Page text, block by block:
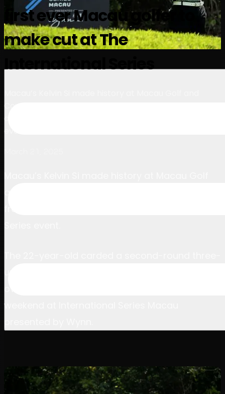
นักกอล์ฟ อันดับข่าวสารรับชมเกี่ยวกับ
เข้าสู่ระบบ
first ever Macau golfer to
make cut at The
International Series
weekend at International Series Macau